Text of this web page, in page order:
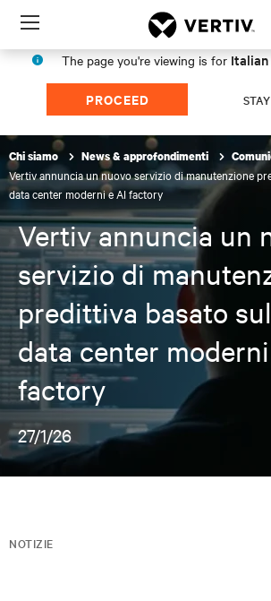
Menu
The page you're viewing is for Italian
PROCEED
Chi siamo News & approfondimenti
Vertiv annuncia un nuovo servizio di manutenzione
data center moderni e AI factory
Vertiv annuncia un
servizio di
predittiva basato
data center
factory
27/1/26
NOTIZIE